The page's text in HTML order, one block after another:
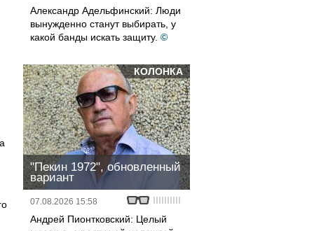
Александр Адельфинский: Люди
вынужденно станут выбирать, у
какой банды искать защиту. ©
КОЛОНКА
"Пекин 1972", обновленный
вариант
07.08.2026 15:58
Андрей Пионтковский: Целый